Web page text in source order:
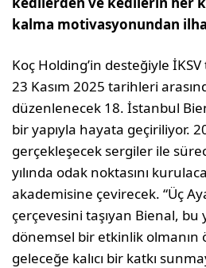
kalma motivasyonundan
Koç Holding’in desteğiyle
23 Kasım 2025 tarihleri
düzenlenecek 18. İstanbul
bir yapıyla hayata geçiriliyor.
gerçekleşecek sergiler ile
yılında odak noktasını
akademisine çevirecek. “Üç
çerçevesini taşıyan Bienal,
dönemsel bir etkinlik olmanın
geleceğe kalıcı bir katkı